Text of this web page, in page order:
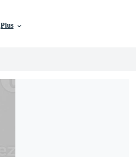
Plus